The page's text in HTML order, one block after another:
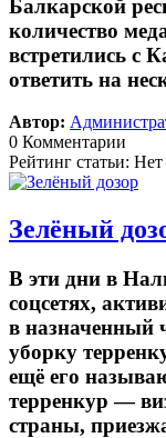
Балкарской
количество
встретились с
ответить на
Автор:
0 Комментарии
Рейтинг статьи:
Зелёный
В эти дни в
соцсетях,
в назначенный
уборку
ещё его
терренкур —
страны,